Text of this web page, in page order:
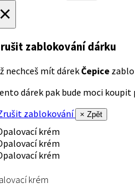
zablokování dárku
nechceš mít dárekČepice
dárek pak bude moci koupit
zablokování
× Zpět
krém